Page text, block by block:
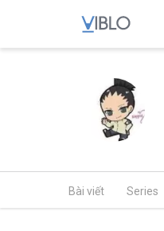
Bài viết Series